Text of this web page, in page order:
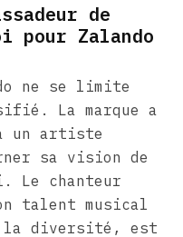
de
pour Zalando
ne se limite
La marque a
un artiste
sa vision de
Le chanteur
talent musical
la diversité, est